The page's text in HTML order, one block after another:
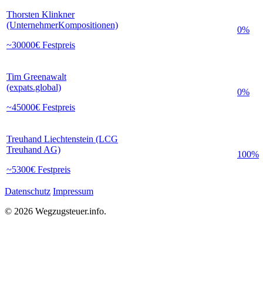
Thorsten Klinkner
(UnternehmerKompositionen)
~30000€ Festpreis
0%
Tim Greenawalt
(expats.global)
~45000€ Festpreis
0%
Treuhand Liechtenstein (LCG
Treuhand AG)
~5300€ Festpreis
100%
Datenschutz Impressum
© 2026 Wegzugsteuer.info.